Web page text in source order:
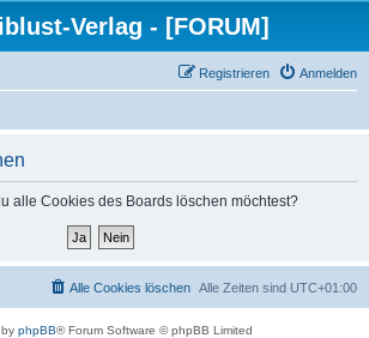
Verlag - [FORUM]
Anmelden
Registrieren
alle Cookies des Boards löschen möchtest?
Alle Zeiten sind UTC+01:00
Alle Cookies löschen
phpBB® Forum Software © phpBB Limited